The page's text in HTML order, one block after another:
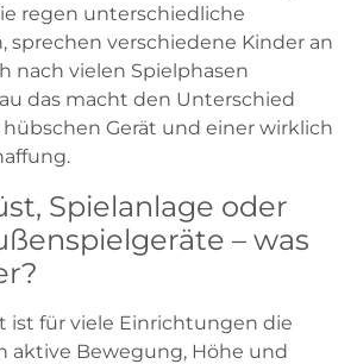
regen unterschiedliche
sprechen verschiedene Kinder an
nach vielen Spielphasen
das macht den Unterschied
Gerät und einer wirklich
Spielanlage oder
– was
ist für viele Einrichtungen die
aktive Bewegung, Höhe und